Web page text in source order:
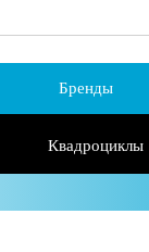
Бренды
Квадроциклы